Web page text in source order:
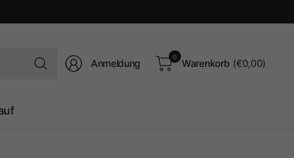
Suchen
Sie
Anmeldung
0
Warenkorb (€0,00)